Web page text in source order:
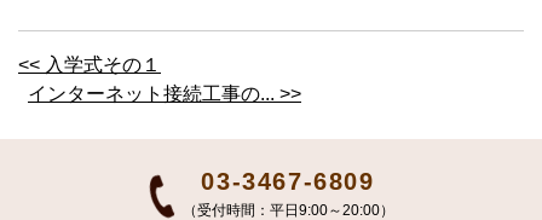
<< 入学式その１
インターネット接続工事の... >>
03-3467-6809
（受付時間：平日9:00～20:00）